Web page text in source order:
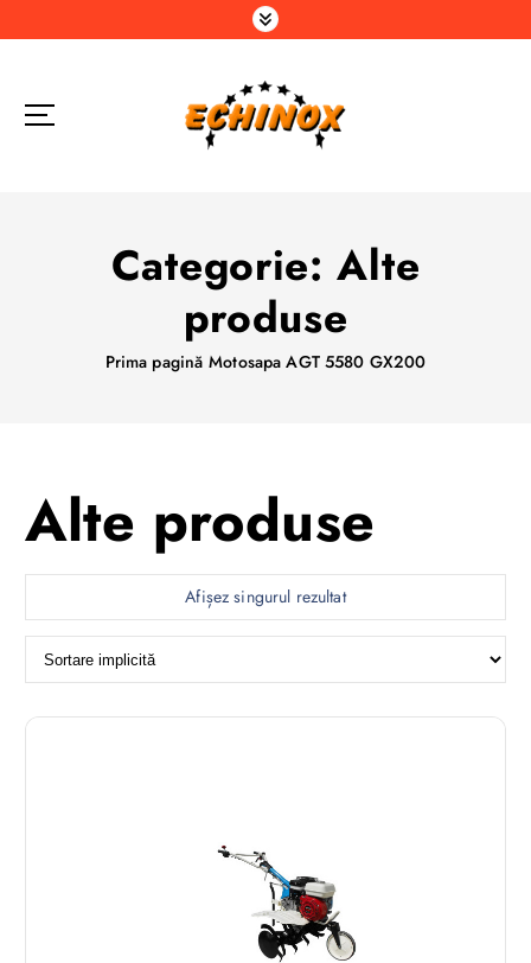
a
Categorie:Alte
produse
Prima pagină Motosapa AGT 5580 GX200
Alte produse
Afișez singurul rezultat